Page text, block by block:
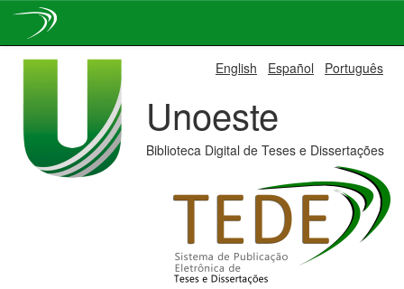
English Español Português
Unoeste
Biblioteca Digital de Teses e Dissertações